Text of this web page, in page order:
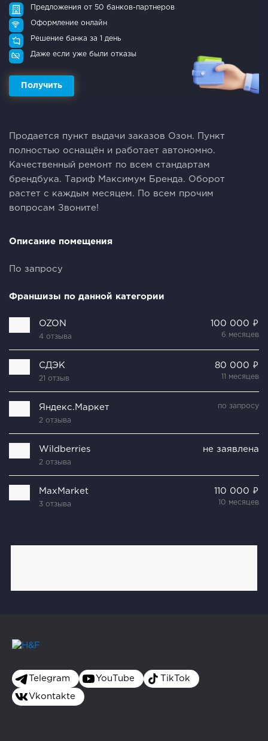
Предложения от 50 банков-партнеров
Оформление онлайн
Решение банка за 1 день
Даже если уже были отказы
Получить
Продается пункт выдачи заказов Озон. Пункт
полностью оснащён и работает автономно.
Качественный ремонт по всем стандартам
брендбука. Тариф Максимум Бренда. Оборот
растет с каждым месяцем. По всем прочим
вопросам Звоните!
Описание помещения
По запросу
Франшизы по данной категории
OZON
4 отзыва
100 000 ₽
6 месяцев
СДЭК
21 отзыв
80 000 ₽
11 месяцев
Яндекс.Маркет
2 отзыва
по запросу
Wildberries
2 отзыва
не заявлена
MaxMarket
3 отзыва
110 000 ₽
10 месяцев
Telegram YouTube TikTok
Vkontakte